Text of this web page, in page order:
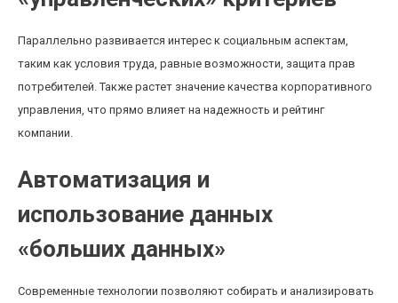
Параллельно развивается интерес к социальным аспектам,
таким как условия труда, равные возможности, защита прав
потребителей. Также растет значение качества корпоративного
управления, что прямо влияет на надежность и рейтинг
компании.
Автоматизация и
использование данных
«больших данных»
Современные технологии позволяют собирать и анализировать